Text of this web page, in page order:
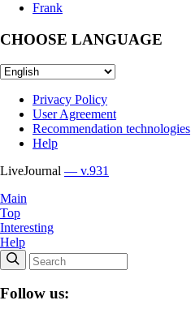
Frank
CHOOSE LANGUAGE
Privacy Policy
User Agreement
Recommendation technologies
Help
LiveJournal — v.931
Main
Top
Interesting
Help
Follow us: